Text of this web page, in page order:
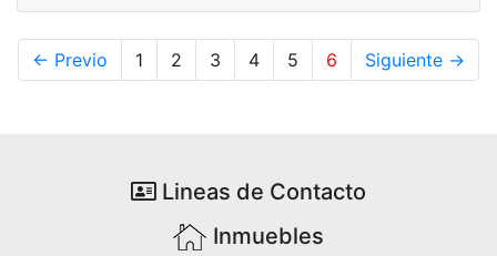
← Previo 1 2 3 4 5 6 Siguiente →
Lineas de Contacto
Inmuebles